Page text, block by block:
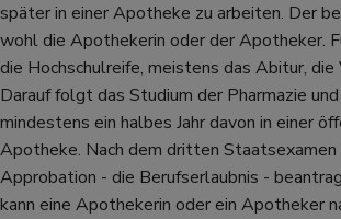
später in einer Apotheke zu arbeiten. Der
wohl die Apothekerin oder der Apotheker.
die Hochschulreife, meistens das Abitur, die
Darauf folgt das Studium der Pharmazie
mindestens ein halbes Jahr davon in einer
Apotheke. Nach dem dritten Staatsexamen
Approbation - die Berufserlaubnis -
kann eine Apothekerin oder ein Apotheker